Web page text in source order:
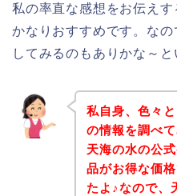
私の率直な感想をお伝え
かなりおすすめです。な
してみるのもありかな～と
私自身、色々
の情報を調べ
天海の水の公
品がお得な価
たよ♪なので、